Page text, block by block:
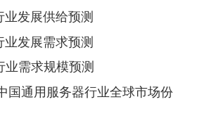
发展供给预测
发展需求预测
需求规模预测
国通用服务器行业全球市场份